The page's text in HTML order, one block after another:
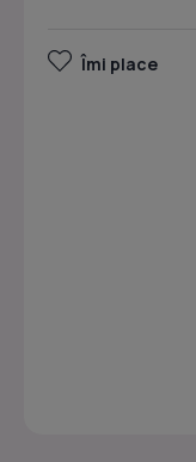
Îmi place